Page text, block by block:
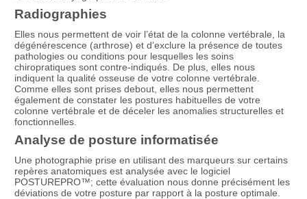
Radiographies
Elles nous permettent de voir l’état de la colonne vertébrale, la
dégénérescence (arthrose) et d’exclure la présence de toutes
pathologies ou conditions pour lesquelles les soins
chiropratiques sont contre-indiqués. De plus, elles nous
indiquent la qualité osseuse de votre colonne vertébrale.
Comme elles sont prises debout, elles nous permettent
également de constater les postures habituelles de votre
colonne vertébrale et de déceler les anomalies structurelles et
fonctionnelles.
Analyse de posture informatisée
Une photographie prise en utilisant des marqueurs sur certains
repères anatomiques est analysée avec le logiciel
POSTUREPRO™; cette évaluation nous donne précisément les
déviations de votre posture par rapport à la posture optimale.